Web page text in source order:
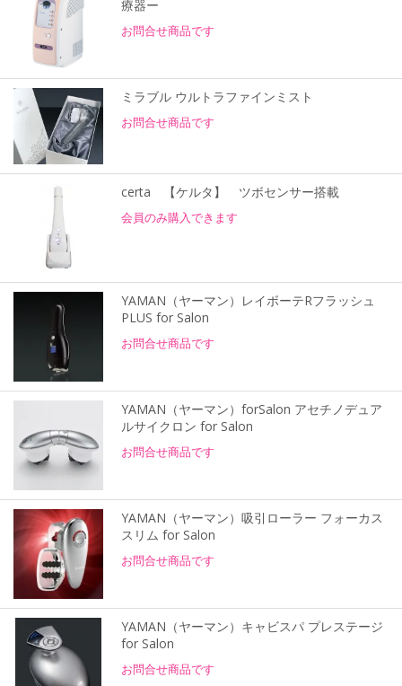
療器ー
お問合せ商品です
ミラブル ウルトラファインミスト
お問合せ商品です
certa 【ケルタ】 ツボセンサー搭載
会員のみ購入できます
YAMAN（ヤーマン）レイボーテRフラッシュ
PLUS for Salon
お問合せ商品です
YAMAN（ヤーマン）forSalon アセチノデュア
ルサイクロン for Salon
お問合せ商品です
YAMAN（ヤーマン）吸引ローラー フォーカス
スリム for Salon
お問合せ商品です
YAMAN（ヤーマン）キャビスパ プレステージ
for Salon
お問合せ商品です